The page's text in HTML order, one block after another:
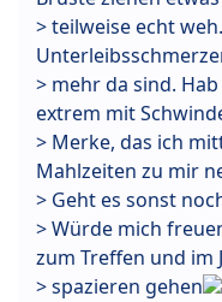
> teilweise echt
> mehr da sind.
extrem mit
> Merke, das ich
Mahlzeiten zu mir
> Geht es sonst
> Würde mich
zum Treffen und im
> spazieren gehen